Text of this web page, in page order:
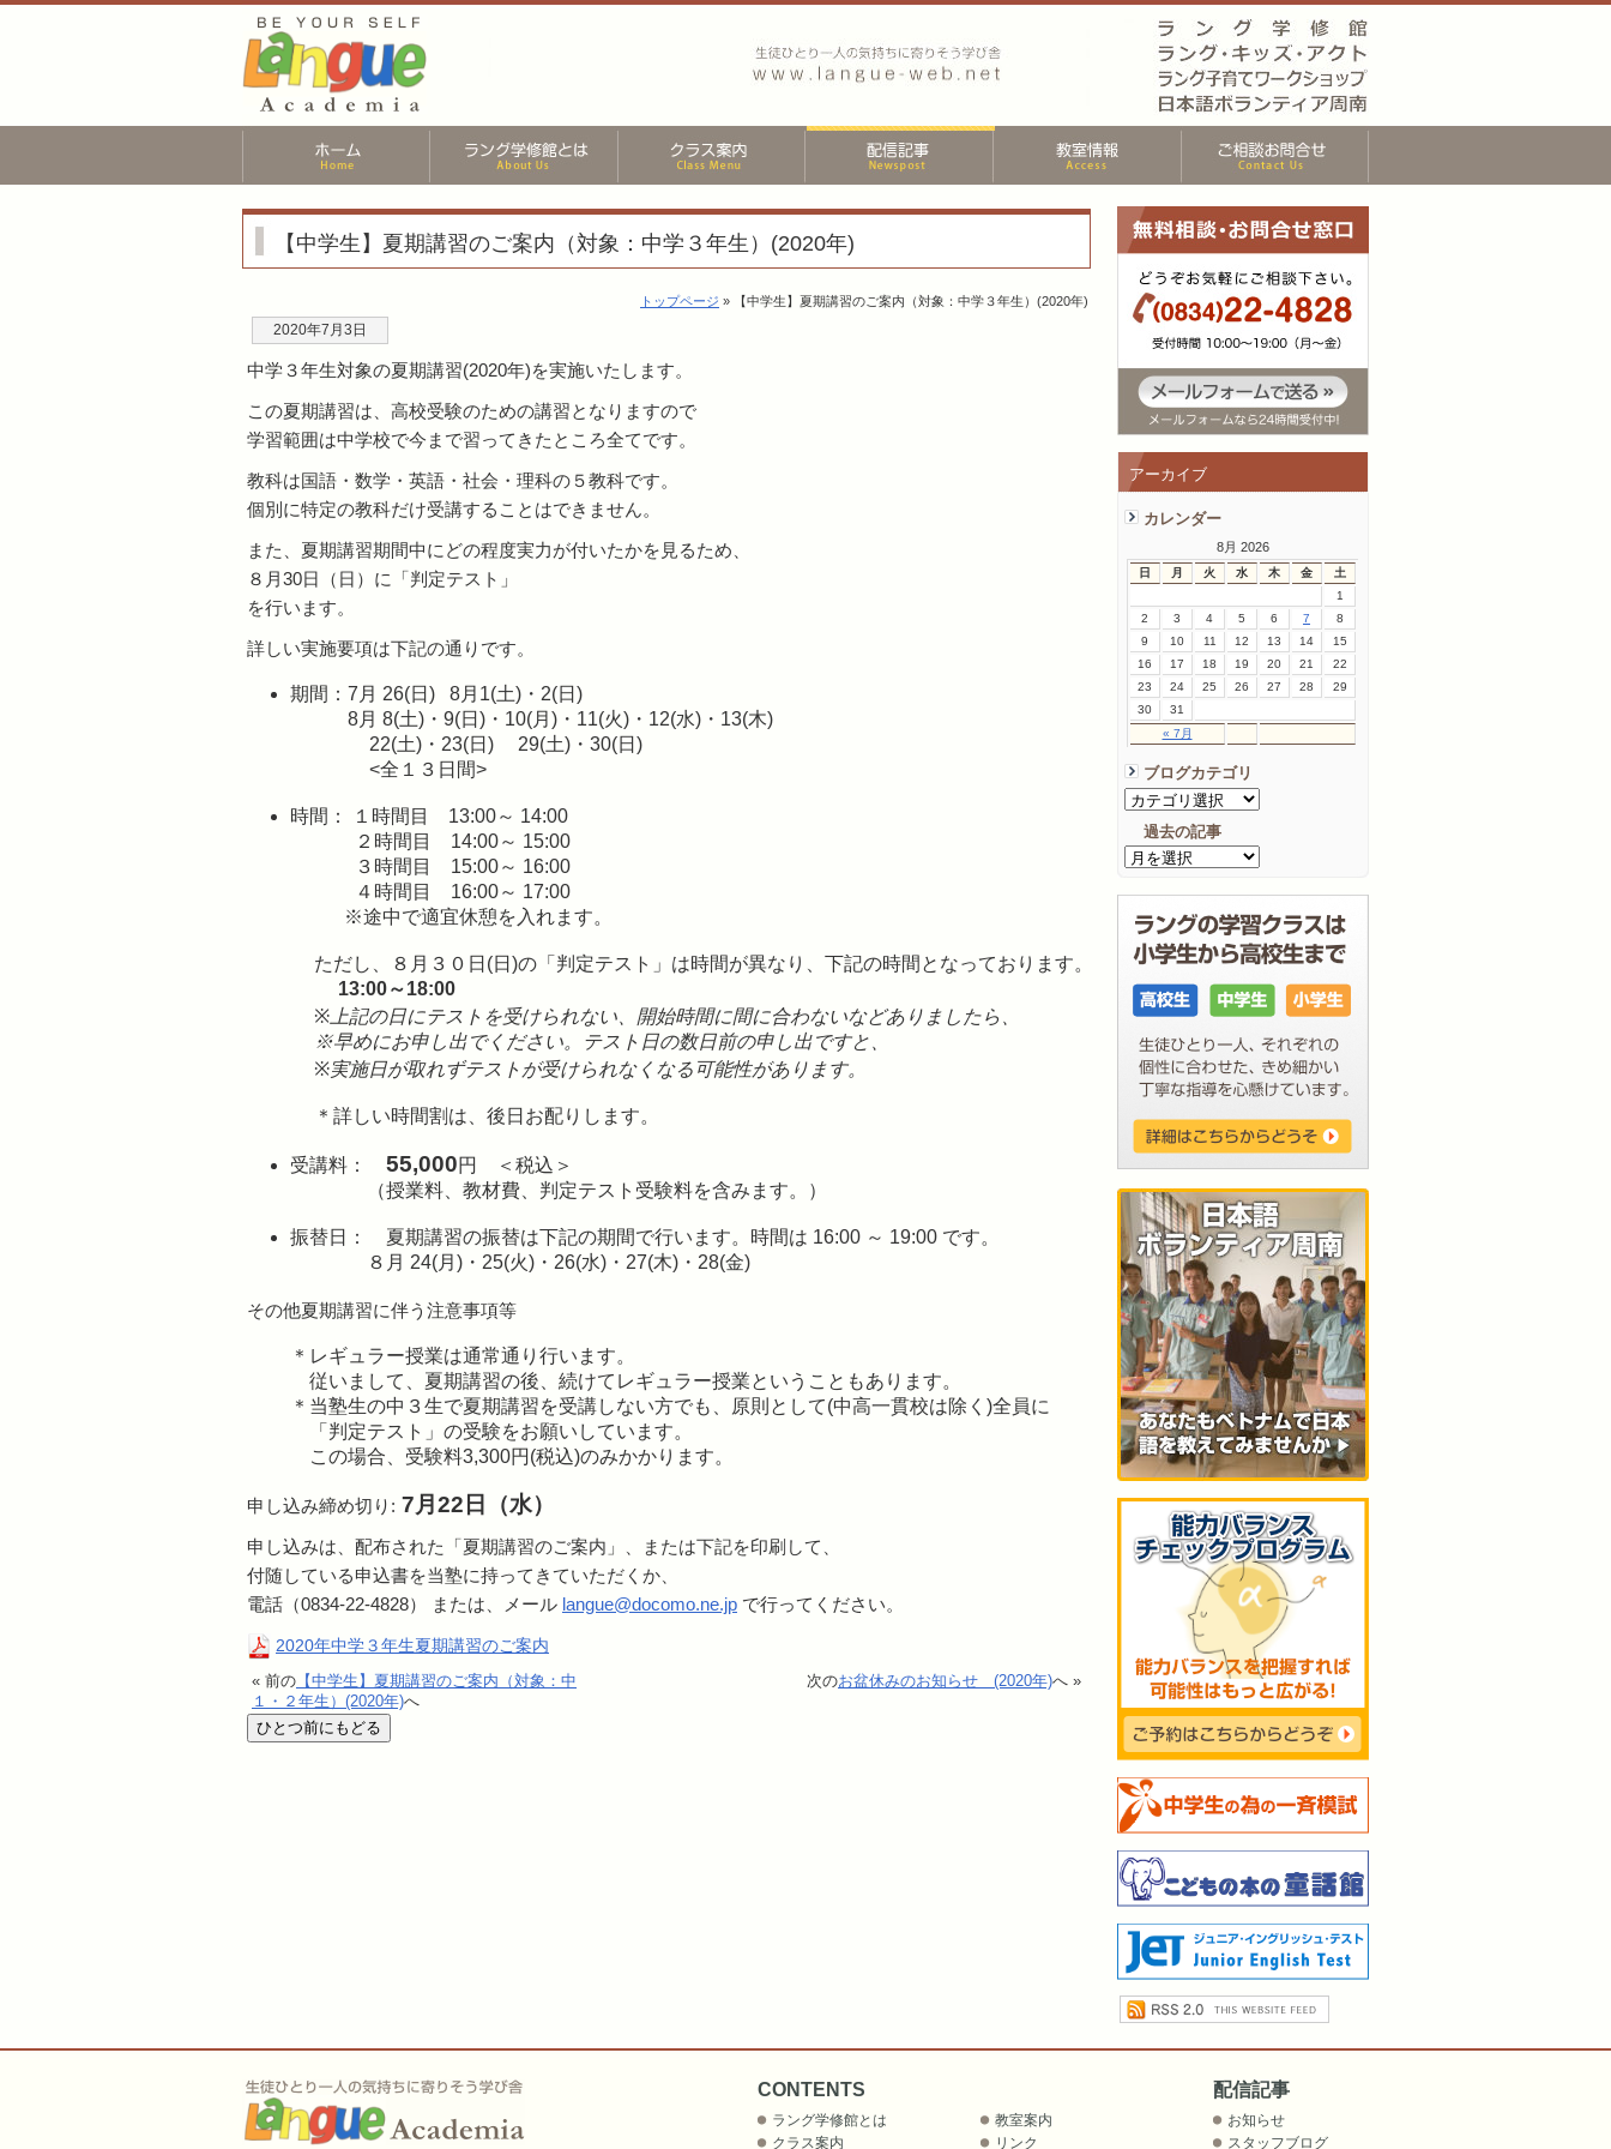
アーカイブ
カレンダー
8月 2026
日 月 火 水 木 金 土
« 7月
1
2
3 4 5 6 7
8
9
10 11 12 13 14
15
16
17 18 19 20 21
22
23
24 25 26 27 28
29
30
31
ブログカテゴリ
過去の記事
【中学生】夏期講習のご案内（対象：中学３年生）(2020年)
トップページ » 【中学生】夏期講習のご案内（対象：中学３年生）(2020年)
2020年7月3日
中学３年生対象の夏期講習(2020年)を実施いたします。
この夏期講習は、高校受験のための講習となりますので
学習範囲は中学校で今まで習ってきたところ全てです。
教科は国語・数学・英語・社会・理科の５教科です。
個別に特定の教科だけ受講することはできません。
また、夏期講習期間中にどの程度実力が付いたかを見るため、
８月30日（日）に「判定テスト」
を行います。
詳しい実施要項は下記の通りです。
期間：7月 26(日) 8月1(土)・2(日)
8月 8(土)・9(日)・10(月)・11(火)・12(水)・13(木)
22(土)・23(日) 29(土)・30(日)
<全１３日間>
時間： １時間目 13:00～ 14:00
２時間目 14:00～ 15:00
３時間目 15:00～ 16:00
４時間目 16:00～ 17:00
※途中で適宜休憩を入れます。
ただし、８月３０日(日)の「判定テスト」は時間が異なり、下記の時間となっております。
13:00～18:00
※ 上記の日にテストを受けられない、開始時間に間に合わないなどありましたら、
※早めにお申し出でください。テスト日の数日前の申し出ですと、
※実施日が取れずテストが受けられなくなる可能性があります。
＊詳しい時間割は、後日お配りします。
受講料： 55,000円 ＜税込＞
（授業料、教材費、判定テスト受験料を含みます。）
振替日： 夏期講習の振替は下記の期間で行います。時間は 16:00 ～ 19:00 です。
８月 24(月)・25(火)・26(水)・27(木)・28(金)
その他夏期講習に伴う注意事項等
＊レギュラー授業は通常通り行います。
従いまして、夏期講習の後、続けてレギュラー授業ということもあります。
＊当塾生の中３生で夏期講習を受講しない方でも、原則として(中高一貫校は除く)全員に
「判定テスト」の受験をお願いしています。
この場合、受験料3,300円(税込)のみかかります。
申し込み締め切り: 7月22日（水）
申し込みは、配布された「夏期講習のご案内」、または下記を印刷して、
付随している申込書を当塾に持ってきていただくか、
電話（0834-22-4828） または、メール langue@docomo.ne.jp で行ってください。
2020年中学３年生夏期講習のご案内
« 前の 【中学生】夏期講習のご案内（対象：中
１・２年生）(2020年)へ
次のお盆休みのお知らせ (2020年)へ »
CONTENTS
ラング学修館とは
クラス案内
教室案内
リンク
配信記事
お知らせ
スタッフブログ